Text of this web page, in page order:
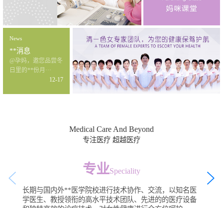
News
**消息
@孕妈，邀您品尝冬
日里的**份月···
12-17
Medical Care And Beyond
专注医疗 超越医疗
专业Speciality
长期与国内外**医学院校进行技术协作、交流，以知名医
学医生、教授领衔的高水平技术团队、先进的的医疗设备